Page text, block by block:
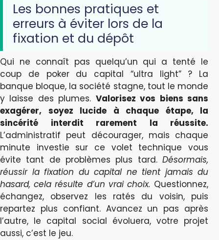
Les bonnes pratiques et
erreurs à éviter lors de la
fixation et du dépôt
Qui ne connaît pas quelqu’un qui a tenté le
coup de poker du capital “ultra light” ? La
banque bloque, la société stagne, tout le monde
y laisse des plumes. Valorisez vos biens sans
exagérer, soyez lucide à chaque étape, la
sincérité interdit rarement la réussite.
L’administratif peut décourager, mais chaque
minute investie sur ce volet technique vous
évite tant de problèmes plus tard. Désormais,
réussir la fixation du capital ne tient jamais du
hasard, cela résulte d’un vrai choix. Questionnez,
échangez, observez les ratés du voisin, puis
repartez plus confiant. Avancez un pas après
l’autre, le capital social évoluera, votre projet
aussi, c’est le jeu.